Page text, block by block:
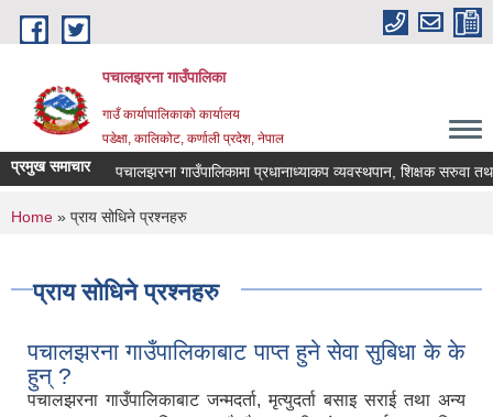
Skip to main content
पचालझरना गाउँपालिका
गाउँ कार्यापालिकाको कार्यालय
पडेक्षा, कालिकोट, कर्णाली प्रदेश, नेपाल
प्रमुख समाचार पचालझरना गाउँपालिकामा प्रधानाध्याकप व्यवस्थपान, शिक्षक सरुवा तथा
You are here
Home » प्राय सोधिने प्रश्नहरु
प्राय सोधिने प्रश्नहरु
पचालझरना गाउँपालिकाबाट पाप्त हुने सेवा सुबिधा के के
हुन् ?
पचालझरना गाउँपालिकाबाट जन्मदर्ता, मृत्युदर्ता बसाइ सराई तथा अन्य